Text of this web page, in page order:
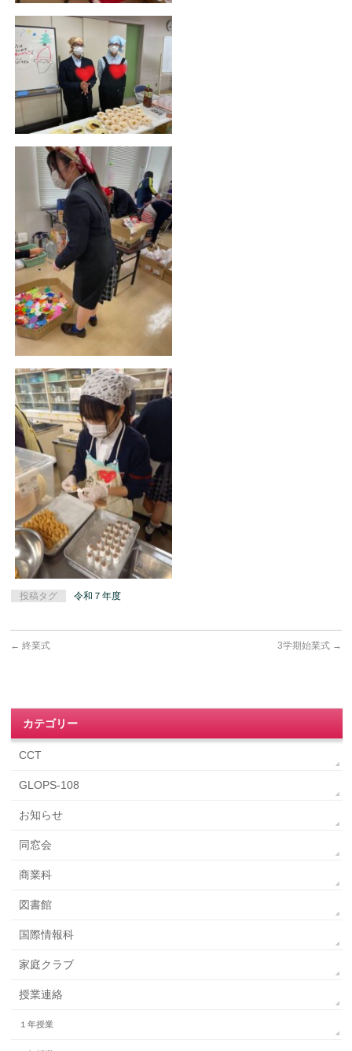
投稿タグ 令和７年度
← 終業式 3学期始業式 →
カテゴリー
CCT
GLOPS-108
お知らせ
同窓会
商業科
図書館
国際情報科
家庭クラブ
授業連絡
１年授業